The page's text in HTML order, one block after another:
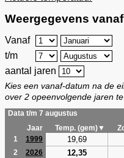
Weergegevens
Vanaf
t/m
aantal jaren
Kies een vanaf-datum na de
over 2 opeenvolgende jaren te
Data t/m 7 augustus
Jaar
Temp. (gem)▼
1
1999 19,69
2 2026 12,35